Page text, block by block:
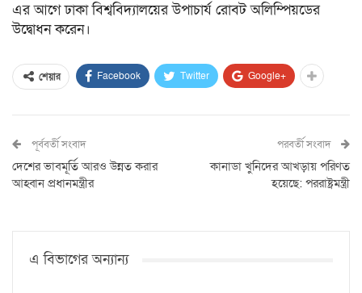
এর আগে ঢাকা বিশ্ববিদ্যালয়ের উপাচার্য রোবট অলিম্পিয়ডের
উদ্বোধন করেন।
শেয়ার Facebook Twitter Google+
পূর্ববর্তী সংবাদ
দেশের ভাবমূর্তি আরও উন্নত করার
আহ্বান প্রধানমন্ত্রীর
পরবর্তী সংবাদ
কানাডা খুনিদের আখড়ায় পরিণত
হয়েছে: পররাষ্ট্রমন্ত্রী
এ বিভাগের অন্যান্য